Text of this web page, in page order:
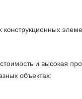
и высокая
объектах: